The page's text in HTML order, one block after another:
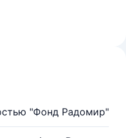
"Фонд Радомир"